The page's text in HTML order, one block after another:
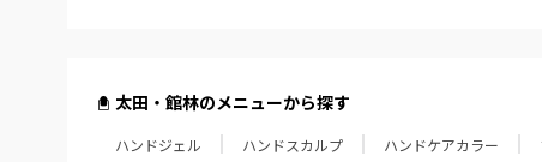
太田・館林のメニューから探す
ハンドジェル ハンドスカルプ ハンドケアカラー